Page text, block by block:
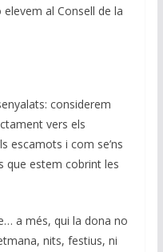
al Consell de la
considerem
vers els
escamots i com se’ns
que estem cobrint les
a més, qui la dona no
nits, festius, ni